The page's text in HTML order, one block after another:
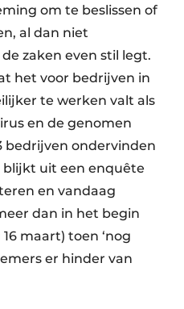
om te beslissen of
al dan niet
zaken even stil legt.
het voor bedrijven in
te werken valt als
en de genomen
bedrijven ondervinden
blijkt uit een enquête
en vandaag
dan in het begin
maart) toen ‘nog
er hinder van